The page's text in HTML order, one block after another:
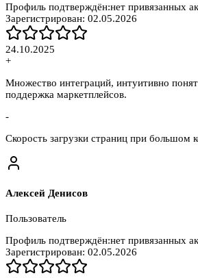
Профиль подтверждён:нет привязанных
Зарегистрирован: 02.05.2026
24.10.2025
+
Множество интеграций, интуитивно
поддержка маркетплейсов.
-
Скорость загрузки страниц при большом
Алексей Денисов
Пользователь
Профиль подтверждён:нет привязанных
Зарегистрирован: 02.05.2026